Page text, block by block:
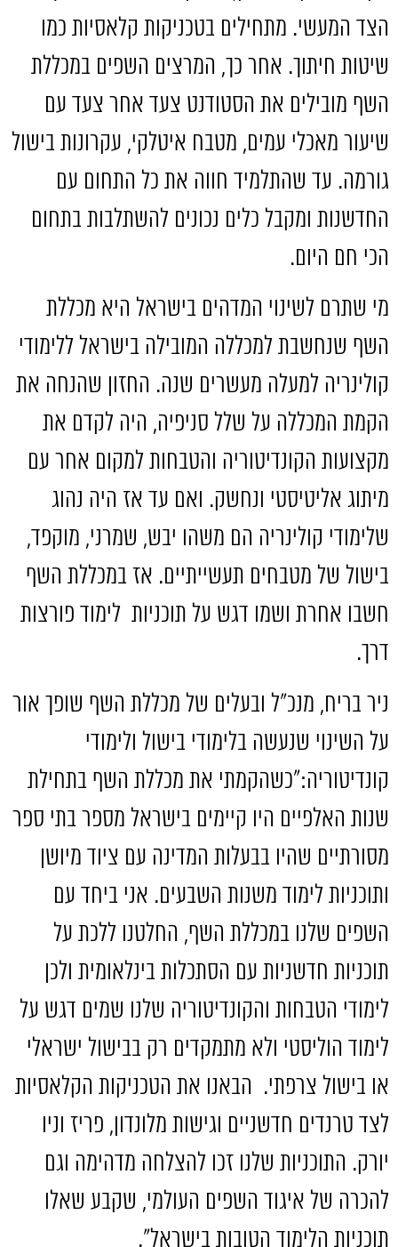
הצד המעשי. מתחילים בטכניקות קלאסיות כמו
שיטות חיתוך. אחר כך, המרצים השפים במכללת
השף מובילים את הסטודנט צעד אחר צעד עם
שיעור מאכלי עמים, מטבח איטלקי, עקרונות בישול
גורמה. עד שהתלמיד חווה את כל התחום עם
החדשנות ומקבל כלים נכונים להשתלבות בתחום
הכי חם היום.
מי שתרם לשינוי המדהים בישראל היא מכללת
השף שנחשבת למכללה המובילה בישראל ללימודי
קולינריה למעלה מעשרים שנה. החזון שהנחה את
הקמת המכללה על שלל סניפיה, היה לקדם את
מקצועות הקונדיטוריה והטבחות למקום אחר עם
מיתוג אליטיסטי ונחשק. ואם עד אז היה נהוג
שלימודי קולינריה הם משהו יבש, שמרני, מוקפד,
בישול של מטבחים תעשייתיים. אז במכללת השף
חשבו אחרת ושמו דגש על תוכניות לימוד פורצות
דרך.
ניר בריח, מנכ״ל ובעלים של מכללת השף שופך אור
על השינוי שנעשה בלימודי בישול ולימודי
קונדיטוריה:״כשהקמתי את מכללת השף בתחילת
שנות האלפיים היו קיימים בישראל מספר בתי ספר
מסורתיים שהיו בבעלות המדינה עם ציוד מיושן
ותוכניות לימוד משנות השבעים. אני ביחד עם
השפים שלנו במכללת השף, החלטנו ללכת על
תוכניות חדשניות עם הסתכלות בינלאומית ולכן
לימודי הטבחות והקונדיטוריה שלנו שמים דגש על
לימוד הוליסטי ולא מתמקדים רק בבישול ישראלי
או בישול צרפתי. הבאנו את הטכניקות הקלאסיות
לצד טרנדים חדשניים וגישות מלונדון, פריז וניו
יורק. התוכניות שלנו זכו להצלחה מדהימה וגם
להכרה של איגוד השפים העולמי, שקבע שאלו
תוכניות הלימוד הטובות בישראל״.